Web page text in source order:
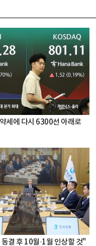
세에 다시 6300선 아래로
결 후 10월·1월 인상할 것"